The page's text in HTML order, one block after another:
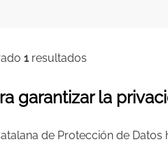
1resultados
garantizar la
de Protección de